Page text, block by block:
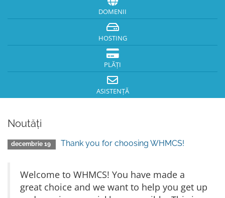
DOMENII
HOSTING
PLĂȚI
ASISTENȚĂ
Noutăți
decembrie 19 Thank you for choosing WHMCS!
Welcome to WHMCS! You have made a
great choice and we want to help you get up